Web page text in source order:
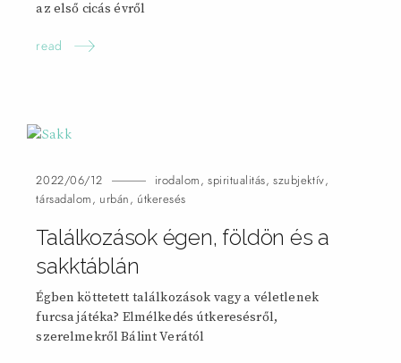
az első cicás évről
read
2022/06/12 irodalom,spiritualitás,szubjektív,
társadalom, urbán, útkeresés
Találkozások égen, földön és a
sakktáblán
Égben köttetett találkozások vagy a véletlenek
furcsa játéka? Elmélkedés útkeresésről,
szerelmekről Bálint Verától